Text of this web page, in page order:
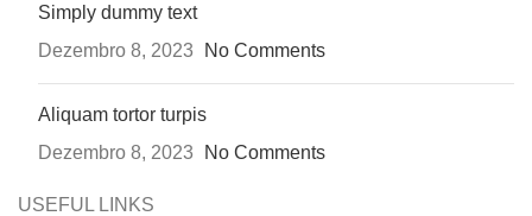
Simply dummy text
Dezembro 8, 2023
No Comments
Aliquam tortor turpis
Dezembro 8, 2023
No Comments
USEFUL LINKS